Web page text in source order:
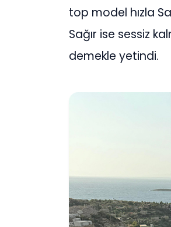
top model hızla
Sağır ise sessiz
demekle yetindi.